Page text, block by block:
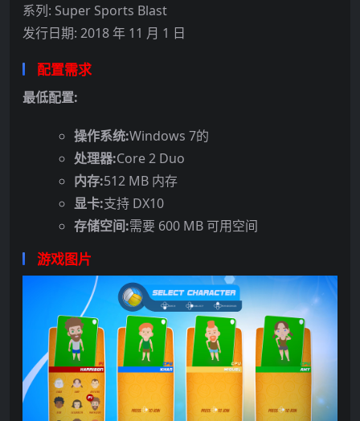
系列: Super Sports Blast
发行日期: 2018 年 11 月 1 日
配置需求
最低配置:
操作系统:Windows 7的
处理器:Core 2 Duo
内存:512 MB 内存
显卡:支持 DX10
存储空间:需要 600 MB 可用空间
游戏图片